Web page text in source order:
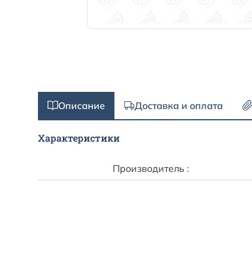
Описание Доставка и оплата
Характеристики
Производитель :